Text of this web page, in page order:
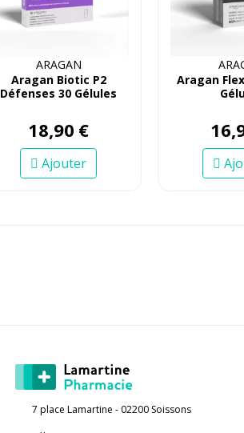
ARAGAN
Aragan Biotic P2
Défenses 30 Gélules
18,90 €
Ajouter
Aragan
16,
7 place Lamartine - 02200 Soissons